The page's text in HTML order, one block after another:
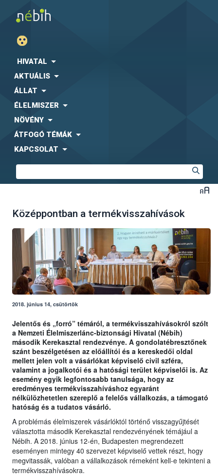
HIVATAL
AKTUÁLIS
ÁLLAT
ÉLELMISZER
NÖVÉNY
ÁTFOGÓ TÉMÁK
KAPCSOLAT
Középpontban a termékvisszahívások
2018. június 14, csütörtök
Jelentős és „forró” témáról, a termékvisszahívásokról szólt
a Nemzeti Élelmiszerlánc-biztonsági Hivatal (Nébih)
második Kerekasztal rendezvénye. A gondolatébresztőnek
szánt beszélgetésen az előállítói és a kereskedői oldal
mellett jelen volt a vásárlókat képviselő civil szféra,
valamint a jogalkotói és a hatósági terület képviselői is. Az
esemény egyik legfontosabb tanulsága, hogy az
eredményes termékvisszahíváshoz egyaránt
nélkülözhetetlen szereplő a felelős vállalkozás, a támogató
hatóság és a tudatos vásárló.
A problémás élelmiszerek vásárlóktól történő visszagyűjtését
választotta második Kerekasztal rendezvényének témájául a
Nébih. A 2018. június 12-én, Budapesten megrendezett
eseményen mintegy 40 szervezet képviselő vettek részt, hogy
megvitassák, valóban a vállalkozások rémeként kell-e tekinteni a
termékvisszahívásokra.